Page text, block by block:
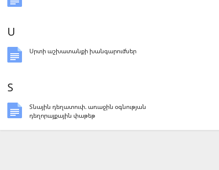
Ս
Սրտի աշխատանքի խանգարումներ
Տ
Տնային դեղատուփ. առաջին օգնության
դեղորայքային փաթեթ